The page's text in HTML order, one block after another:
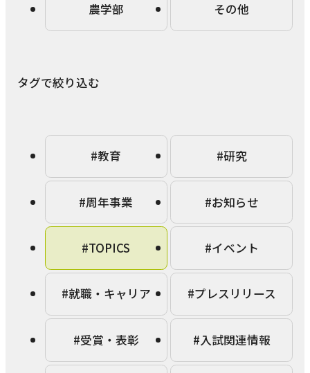
看護学部
法学研究科
国際言語文化研究科
経済経営学研究科
理工学研究科
薬学研究科
看護学研究科
農学研究科
採用ご担当の方へ
本学への正規留学生に対する支援
農学部 その他
タグで絞り込む
#教育 #研究
#周年事業 #お知らせ
#TOPICS #イベント
#就職・キャリア #プレスリリース
#受賞・表彰 #入試関連情報